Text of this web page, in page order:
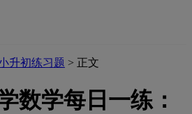
升初练习题 > 正文
数学每日一练：